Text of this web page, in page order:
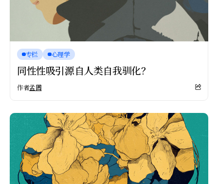
专栏 心理学
同性性吸引源自人类自我驯化？
作者孟圆